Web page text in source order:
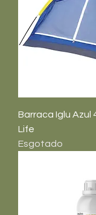
Barraca Iglu Azul
Life
Esgotado